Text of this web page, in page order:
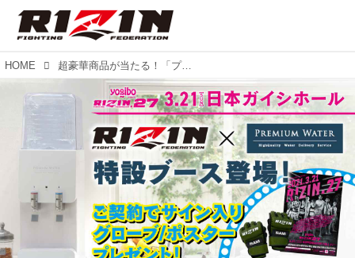
HOME 超豪華商品が当たる！「プレミアムウォーター×RIZIN」特別販売ブースがRIZIN.27名古屋大会に出店決定！